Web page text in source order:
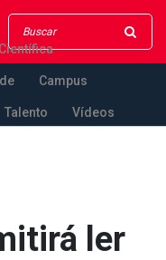
Campus
Talento Vídeos
ler